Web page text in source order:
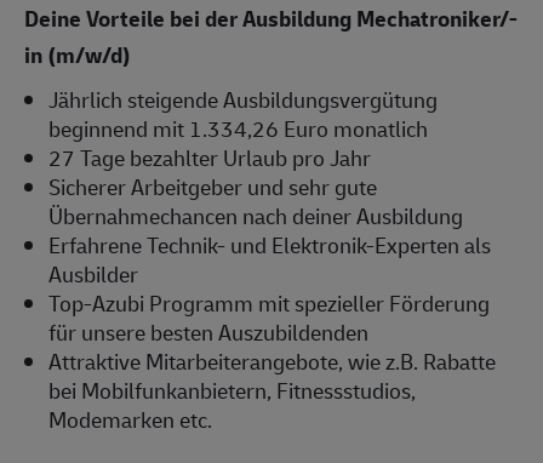
Deine Vorteile bei der Ausbildung Mechatroniker/-
in (m/w/d)
Jährlich steigende Ausbildungsvergütung
beginnend mit 1.334,26 Euro monatlich
27 Tage bezahlter Urlaub pro Jahr
Sicherer Arbeitgeber und sehr gute
Übernahmechancen nach deiner Ausbildung
Erfahrene Technik- und Elektronik-Experten als
Ausbilder
Top-Azubi Programm mit spezieller Förderung
für unsere besten Auszubildenden
Attraktive Mitarbeiterangebote, wie z.B. Rabatte
bei Mobilfunkanbietern, Fitnessstudios,
Modemarken etc.